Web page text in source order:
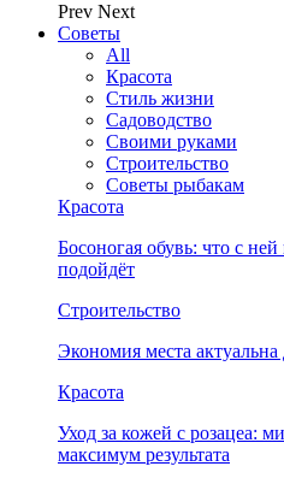
Prev Next
Советы
All
Красота
Стиль жизни
Садоводство
Своими руками
Строительство
Советы рыбакам
Красота
Босоногая обувь: что с
подойдёт
Строительство
Экономия места
Красота
Уход за кожей с розацеа:
максимум результата